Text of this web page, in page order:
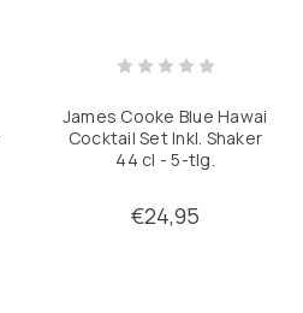
James Cooke Blue Hawai
Cocktail Set Inkl. Shaker
44 cl - 5-tlg.
€24,95